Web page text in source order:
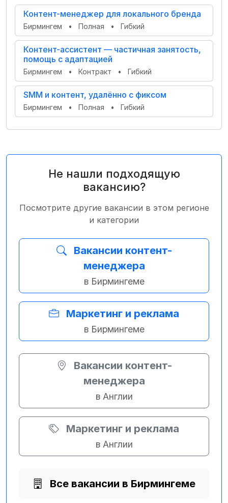
Контент-менеджер для локального бренда
Бирмингем • Полная • Гибкий
Контент-ассистент — частичная занятость,
помощь с адаптацией
Бирмингем • Контракт • Гибкий
SMM и контент, удалённо с фиксом
Бирмингем • Полная • Гибкий
Не нашли подходящую
вакансию?
Посмотрите другие вакансии в этом регионе
и категории
Вакансии контент-
менеджера
в Бирмингеме
Маркетинг и реклама
в Бирмингеме
Вакансии контент-
менеджера
в Англии
Маркетинг и реклама
в Англии
Все вакансии в Бирмингеме